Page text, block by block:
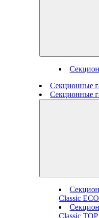
Секционные
Секционные
Classic ECO
Classic TOP